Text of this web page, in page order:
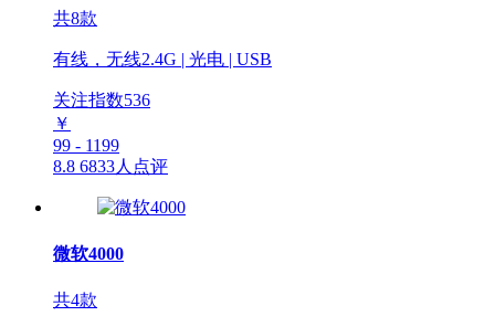
共8款
有线，无线2.4G | 光电 | USB
关注指数536
￥
99 - 1199
8.8 6833人点评
微软4000
共4款